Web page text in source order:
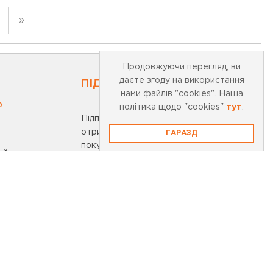
»
ПІДПИСАТИСЬ НА НОВИНИ
Підпишіться на нашу розсилку та
отримайте 10% знижки на першу
покупку
Продовжуючи перегляд, ви
даєте згоду на використання
нами файлів "cookies". Наша
політика щодо "cookies" тут
ГАРАЗД